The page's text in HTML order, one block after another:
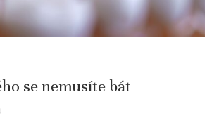
se nemusíte bát